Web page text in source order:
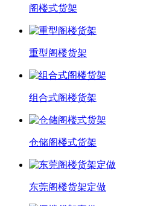
阁楼式货架
重型阁楼货架
组合式阁楼货架
仓储阁楼式货架
东莞阁楼货架定做